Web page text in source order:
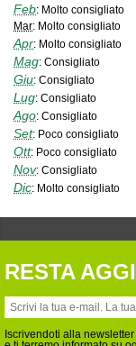
Feb: Molto consigliato
Mar: Molto consigliato
Apr: Molto consigliato
Mag: Consigliato
Giu: Consigliato
Lug: Consigliato
Ago: Consigliato
Set: Poco consigliato
Ott: Poco consigliato
Nov: Consigliato
Dic: Molto consigliato
RESTA
Iscrivendoti alla